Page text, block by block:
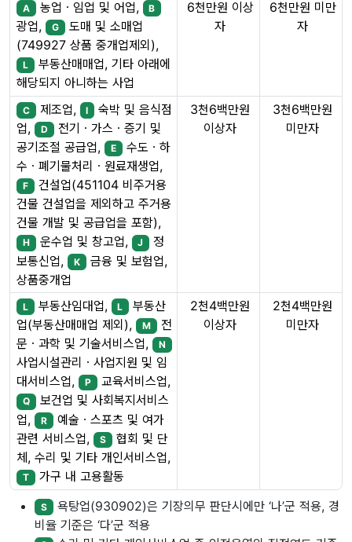
A 농업ㆍ임업 및 어업, B
광업, G 도매 및 소매업
(749927 상품 중개업제외),
L 부동산매매업, 기타 아래에
해당되지 아니하는 사업
6천만원 이상
자
6천만원 미만
자
C 제조업, I
숙박 및 음식점
업,
D 전기ㆍ가스ㆍ증기 및
공기조절 공급업,
E 수도ㆍ하
수ㆍ폐기물처리ㆍ원료재생업,
F 건설업(451104 비주거용
건물 건설업을 제외하고 주거용
건물 개발 및 공급업을 포함),
H 운수업 및 창고업, J
정
보통신업,
K 금융 및 보험업,
상품중개업
3천6백만원
이상자
3천6백만원
미만자
L 부동산임대업, L
부동산
업(부동산매매업 제외),
M 전
문ㆍ과학 및 기술서비스업,
N
사업시설관리ㆍ사업지원 및 임
대서비스업,
P 교육서비스업,
Q 보건업 및 사회복지서비스
업,
R 예술ㆍ스포츠 및 여가
관련 서비스업,
S 협회 및 단
체, 수리 및 기타 개인서비스업,
T 가구 내 고용활동
2천4백만원
이상자
2천4백만원
미만자
S 욕탕업(930902)은 기장의무 판단시에만 ‘나’군 적용, 경
비율 기준은 ‘다’군 적용